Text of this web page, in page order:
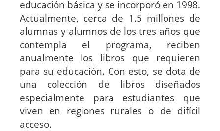
educación básica y se incorporó en 1998.
Actualmente, cerca de 1.5 millones de
alumnas y alumnos de los tres años que
contempla el programa, reciben
anualmente los libros que requieren
para su educación. Con esto, se dota de
una colección de libros diseñados
especialmente para estudiantes que
viven en regiones rurales o de difícil
acceso.